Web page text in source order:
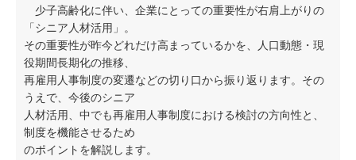
少子高齢化に伴い、企業にとっての重要性が右肩上がりの
「シニア人材活用」。
その重要性が昨今どれだけ高まっているかを、人口動態・現
役期間長期化の推移、
再雇用人事制度の変遷などの切り口から振り返ります。その
うえで、今後のシニア
人材活用、中でも再雇用人事制度における検討の方向性と、
制度を機能させるため
のポイントを解説します。